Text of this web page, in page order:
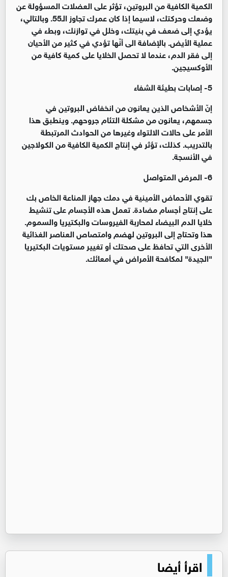
الكمية الكافية من البروتين، تؤثر على العضلات المسؤولة عن
وضعك وحركتك، لاسيما إذا كان عمرك تجاوز الـ55. وبالتالي،
يؤدي إلى ضعف في بنيتك، وخلل في توازنك، وبطء في
عملية الأيض. بالإضافة الى أنّها تؤدي في كثير من الأحيان
إلى فقر الدم، عندما لا تحصل الخلايا على كمية كافية من
الأوكسيجين.
5- إصابات بطيئة الشفاء
إنّ الأشخاص الذين يعانون من انخفاض البروتين في
جسمهم، يعانون من مشكلة التئام جروحهم. وينطبق هذا
الأمر على حالات الالتواء وغيرها من الحوادث المرتبطة
بالتدريب. كذلك، تؤثر في إنتاج الكمية الكافية من الكولاجين
في الأنسجة.
6- المرض المتواصل
تقوي الأحماض الأمينية في دمك جهاز المناعة الخاص بك
على إنتاج أجسام مضادة. تعمل هذه الأجسام على تنشيط
خلايا الدم البيضاء لمحاربة الفيروسات والبكتيريا والسموم.
هذا وتحتاج إلى البروتين لهضم وامتصاص العناصر الغذائية
الأخرى التي تحافظ على صحتك أو تغيير مستويات البكتيريا
"الجيدة" لمكافحة الأمراض في أمعائك.
اقرأ أيضا